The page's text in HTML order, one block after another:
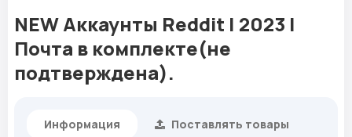
NEW Аккаунты Reddit | 2023 |
Почта в комплекте(не
подтверждена).
Информация Поставлять товары